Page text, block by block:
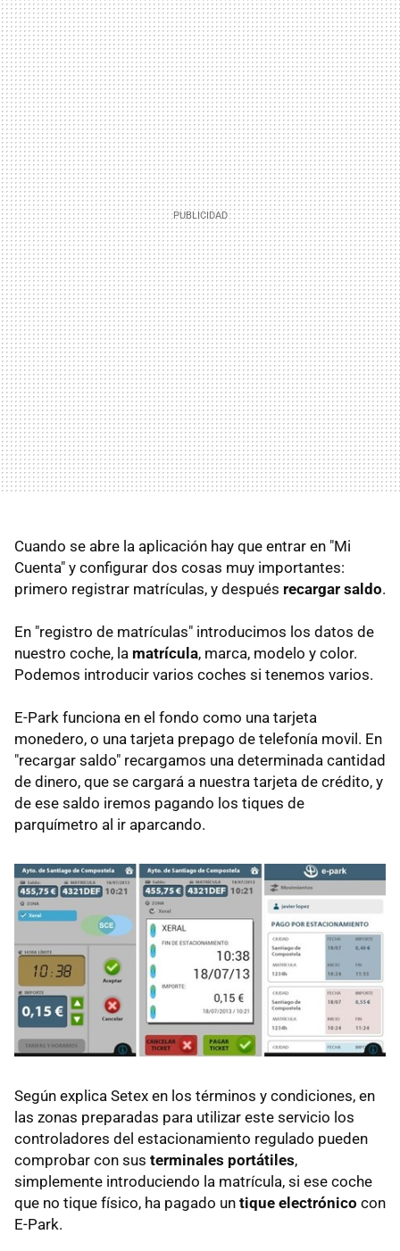
Cuando se abre la aplicación hay que entrar en "Mi
Cuenta" y configurar dos cosas muy importantes:
primero registrar matrículas, y después recargar saldo.
En "registro de matrículas" introducimos los datos de
nuestro coche, la matrícula, marca, modelo y color.
Podemos introducir varios coches si tenemos varios.
E-Park funciona en el fondo como una tarjeta
monedero, o una tarjeta prepago de telefonía movil. En
"recargar saldo" recargamos una determinada cantidad
de dinero, que se cargará a nuestra tarjeta de crédito, y
de ese saldo iremos pagando los tiques de
parquímetro al ir aparcando.
Según explica Setex en los términos y condiciones, en
las zonas preparadas para utilizar este servicio los
controladores del estacionamiento regulado pueden
comprobar con sus terminales portátiles,
simplemente introduciendo la matrícula, si ese coche
que no tique físico, ha pagado un tique electrónico con
E-Park.